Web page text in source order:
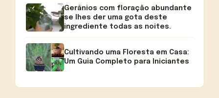
Gerânios com floração abundante
se lhes der uma gota deste
ingrediente todas as noites.
Cultivando uma Floresta em Casa:
Um Guia Completo para Iniciantes